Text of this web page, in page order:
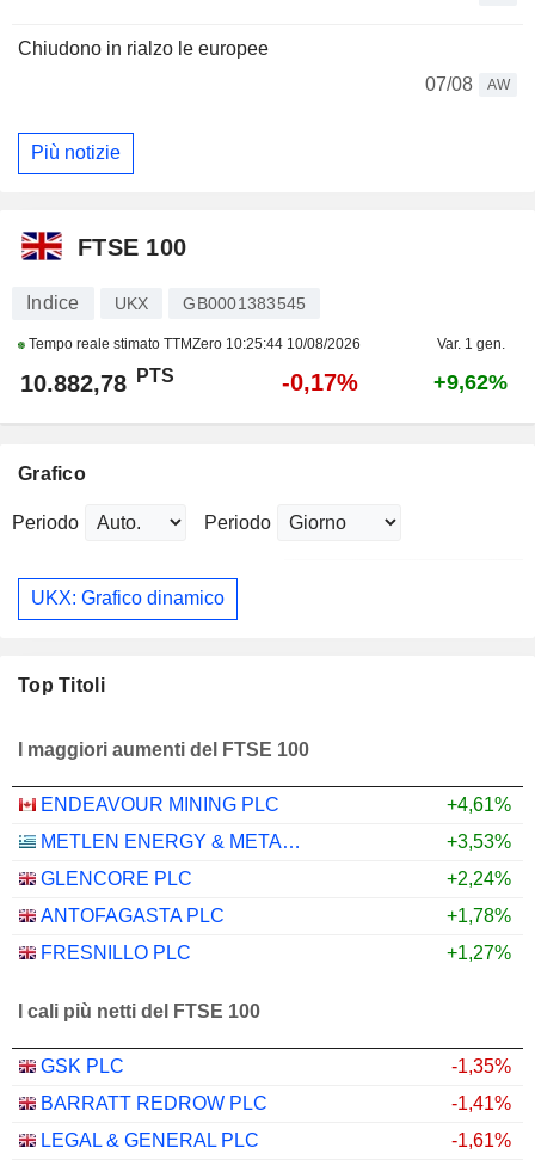
Chiudono in rialzo le europee
07/08
AW
Più notizie
FTSE 100
Indice UKX GB0001383545
Tempo reale stimato TTMZero 10:25:44 10/08/2026 Var. 1 gen.
10.882,78 PTS -0,17% +9,62%
Grafico
Periodo Periodo
UKX: Grafico dinamico
Top Titoli
I maggiori aumenti del FTSE 100
ENDEAVOUR MINING PLC
+4,61%
METLEN ENERGY & METALS PLC
+3,53%
GLENCORE PLC
+2,24%
ANTOFAGASTA PLC
+1,78%
FRESNILLO PLC
+1,27%
I cali più netti del FTSE 100
GSK PLC
-1,35%
BARRATT REDROW PLC
-1,41%
LEGAL & GENERAL PLC
-1,61%